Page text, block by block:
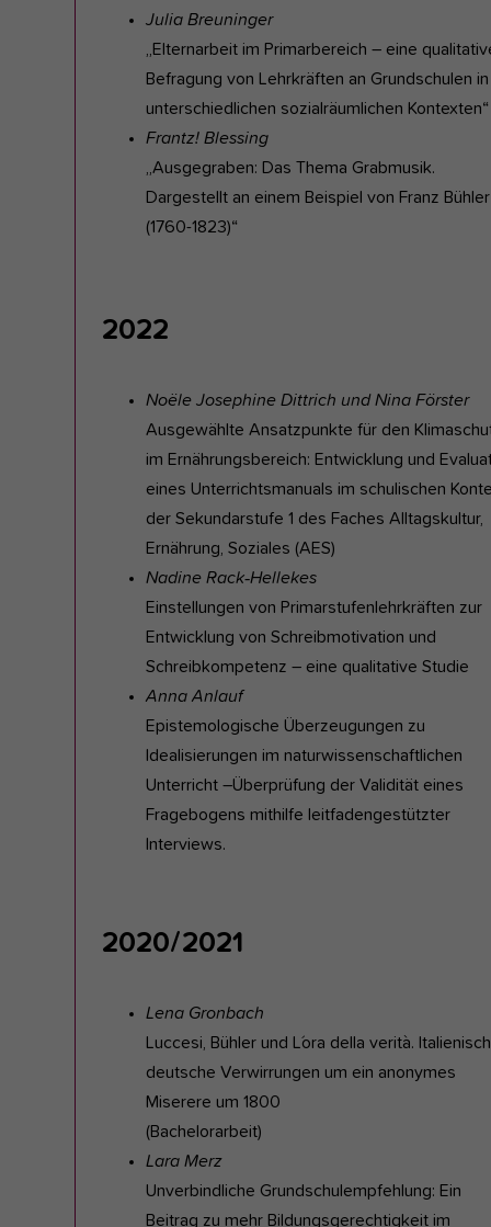
Julia Breuninger
„Elternarbeit im Primarbereich – eine
Befragung von Lehrkräften an Grundschulen in
unterschiedlichen sozialräumlichen Kontexten“
Frantz! Blessing
„Ausgegraben: Das Thema Grabmusik.
Dargestellt an einem Beispiel von Franz Bühler
(1760-1823)“
2022
Noële Josephine Dittrich und Nina Förster
Ausgewählte Ansatzpunkte für den
im Ernährungsbereich: Entwicklung und
eines Unterrichtsmanuals im schulischen
der Sekundarstufe 1 des Faches Alltagskultur,
Ernährung, Soziales (AES)
Nadine Rack‐Hellekes
Einstellungen von Primarstufenlehrkräften zur
Entwicklung von Schreibmotivation und
Schreibkompetenz – eine qualitative Studie
Anna Anlauf
Epistemologische Überzeugungen zu
Idealisierungen im naturwissenschaftlichen
Unterricht –Überprüfung der Validität eines
Fragebogens mithilfe leitfadengestützter
Interviews.
2020/2021
Lena Gronbach
Luccesi, Bühler und L´ora della verità.
deutsche Verwirrungen um ein anonymes
Miserere um 1800
(Bachelorarbeit)
Lara Merz
Unverbindliche Grundschulempfehlung: Ein
Beitrag zu mehr Bildungsgerechtigkeit im